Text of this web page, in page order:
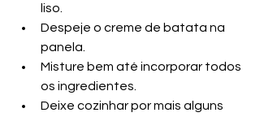
liso.
Despeje o creme de batata na
panela.
Misture bem até incorporar todos
os ingredientes.
Deixe cozinhar por mais alguns